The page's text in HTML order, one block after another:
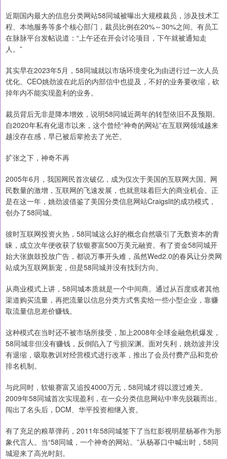
近期国内最大的信息分类网站58同城被曝出大规模裁员，涉及技术工
程、本地服务等多个核心部门，裁员比例在20%～30%之间。有员工
在脉脉平台发帖说道：“上午还在开会讨论项目，下午就被通知走
人。”
其实早在2023年5月，58同城就以市场环境变化为由进行过一次人员
优化。CEO姚劲波在此后的内部信中也提及，不好的业务要收缩，砍
掉年内不能实现盈利的业务。
裁员背后无非是降本增效，说明58同城近两年的转型依旧不及预期。
自2020年私有化退市以来，这个曾经“神奇的网站”在互联网领域越来
越没存在感，早已被后辈抢去了光芒。
扩张之下，神奇不再
2005年6月，我国网民首次破亿，成为仅次于美国的互联网大国。网
民数量的激增，互联网的飞速发展，也就意味着巨大的商业机会。正
是在这一年，姚劲波借鉴了美国分类信息网站Craigslit的成功模式，
创办了58同城。
彼时互联网投资火热，58同城这么好的概念自然吸引了无数资本的青
睐，成立次年便收获了软银赛富500万美元融资。有了资金58同城开
始大张旗鼓投放广告，都说万事开头难，虽然Wed2.0的春风让分类网
站成为互联网新宠，但是58同城并没有找到方向。
从商业模式上讲，58同城本质就是一个中间商。通过从百度或者其他
渠道购买流量，再把流量以信息分类方式售卖给一些小型企业，靠赚
取流量信息差价赚钱。
这种模式在当时还不被市场所接受，加上2008年全球金融危机爆发，
58同城非但没有赚钱，反倒陷入了亏损深渊。面对失利，姚劲波并没
有退缩，吸取教训对经营模式进行改革，推出了会员付费产品和竞价
排名机制。
与此同时，软银赛富又追投4000万元，58同城才得以渡过难关。
2009年58同城首次实现盈利，在一众分类信息网站中率先脱颖而出。
闯出了名头后，DCM、华平投资相继入资。
有了充足的粮草弹药，2011年58同城签下了当红影视明星杨幂作为形
象代言人。当“58同城，一个神奇的网站。”从杨幂口中喊出时，58同
城迎来了高光时刻。